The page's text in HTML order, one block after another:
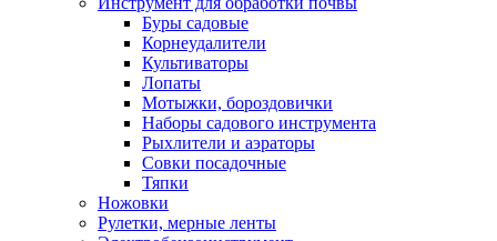
Буры садовые
Корнеудалители
Культиваторы
Лопаты
Мотыжки, бороздовички
Наборы садового инструмента
Рыхлители и аэраторы
Совки посадочные
Тяпки
Ножовки
Рулетки, мерные ленты